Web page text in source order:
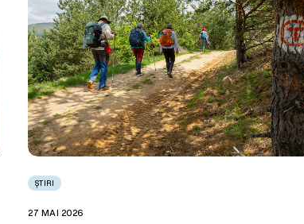
ȘTIRI
27 MAI 2026